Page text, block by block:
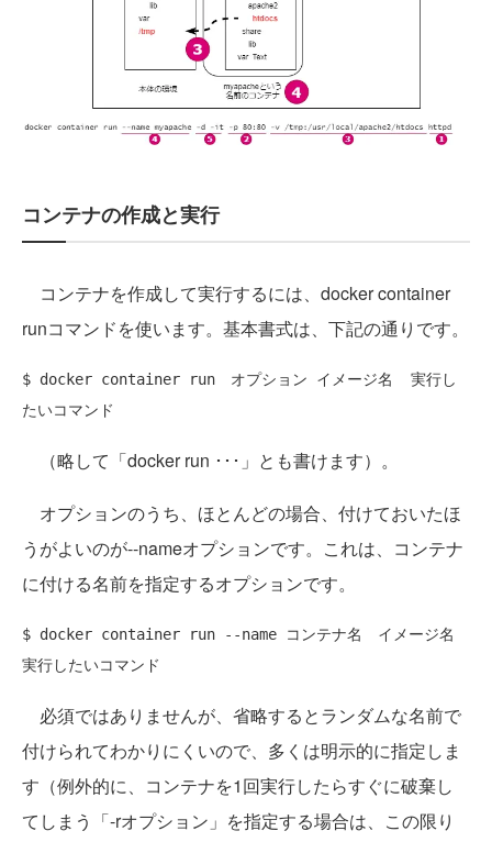
コンテナの作成と実行
コンテナを作成して実行するには、docker container
runコマンドを使います。基本書式は、下記の通りです。
$ docker container run　オプション イメージ名  実行し
（略して「docker run ･･･」とも書けます）。
オプションのうち、ほとんどの場合、付けておいたほ
うがよいのが--nameオプションです。これは、コンテナ
に付ける名前を指定するオプションです。
$ docker container run --name コンテナ名　イメージ名
必須ではありませんが、省略するとランダムな名前で
付けられてわかりにくいので、多くは明示的に指定しま
す（例外的に、コンテナを1回実行したらすぐに破棄し
てしまう「-rオプション」を指定する場合は、この限り